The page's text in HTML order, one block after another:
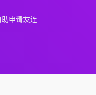
助申请友连